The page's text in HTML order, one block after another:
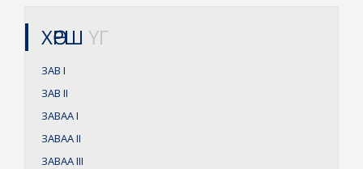
ХӨРШ ҮГ
ЗАВ I
ЗАВ II
ЗАВААI
ЗАВААII
ЗАВААIII